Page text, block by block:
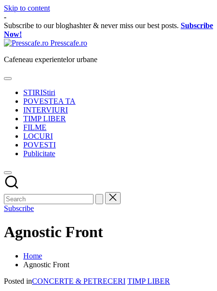
Skip to content
-
Subscribe to our bloghashter & never miss our best posts. Subscribe
Now!
Presscafe.ro
Cafeneau experientelor urbane
STIRIStiri
POVESTEA TA
INTERVIURI
TIMP LIBER
FILME
LOCURI
POVESTI
Publicitate
Subscribe
Agnostic Front
Home
Agnostic Front
Posted inCONCERTE & PETRECERI TIMP LIBER